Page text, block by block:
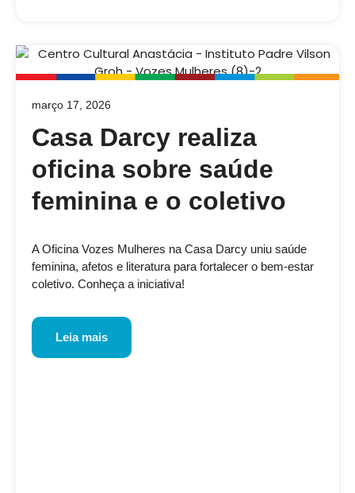
março 17, 2026
Casa Darcy realiza
oficina sobre saúde
feminina e o coletivo
A Oficina Vozes Mulheres na Casa Darcy uniu saúde
feminina, afetos e literatura para fortalecer o bem-estar
coletivo. Conheça a iniciativa!
Leia mais